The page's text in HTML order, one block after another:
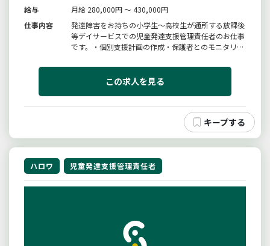
給与
月給 280,000円 ～ 430,000円
仕事内容
発達障害をお持ちの小学生〜高校生が通所する放課後
等デイサービスでの児童発達支援管理責任者のお仕事
です。・個別支援計画の作成・保護者とのモニタリン
お手伝いをします）・グループワークのお手伝い
（ボードゲームなどの遊びや交流）・支援記録の入力
この求人を見る
ハロワ 児童発達支援管理責任者